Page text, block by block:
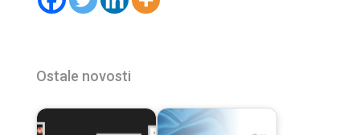
Ostale novosti